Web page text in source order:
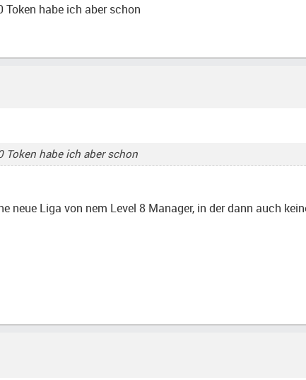
habe ich aber schon
Token habe ich aber schon
neue Liga von nem Level 8 Manager, in der dann auch